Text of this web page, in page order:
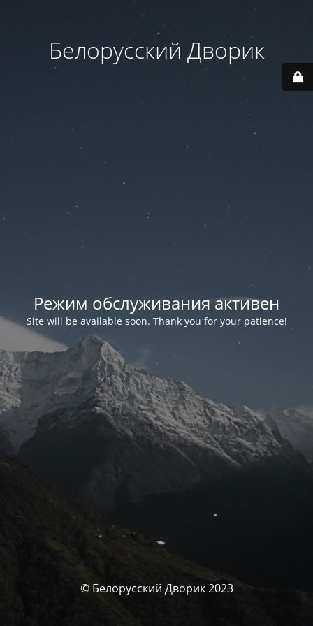
Белорусский Дворик
Режим обслуживания активен
Site will be available soon. Thank you for your patience!
© Белорусский Дворик 2023